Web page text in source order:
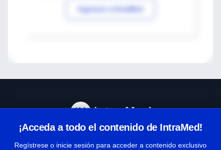
Ingresar a IntraMed
¡Acceda a todo el contenido de IntraMed!
Regístrese o inicie sesión para acceder a contenido exclusivo